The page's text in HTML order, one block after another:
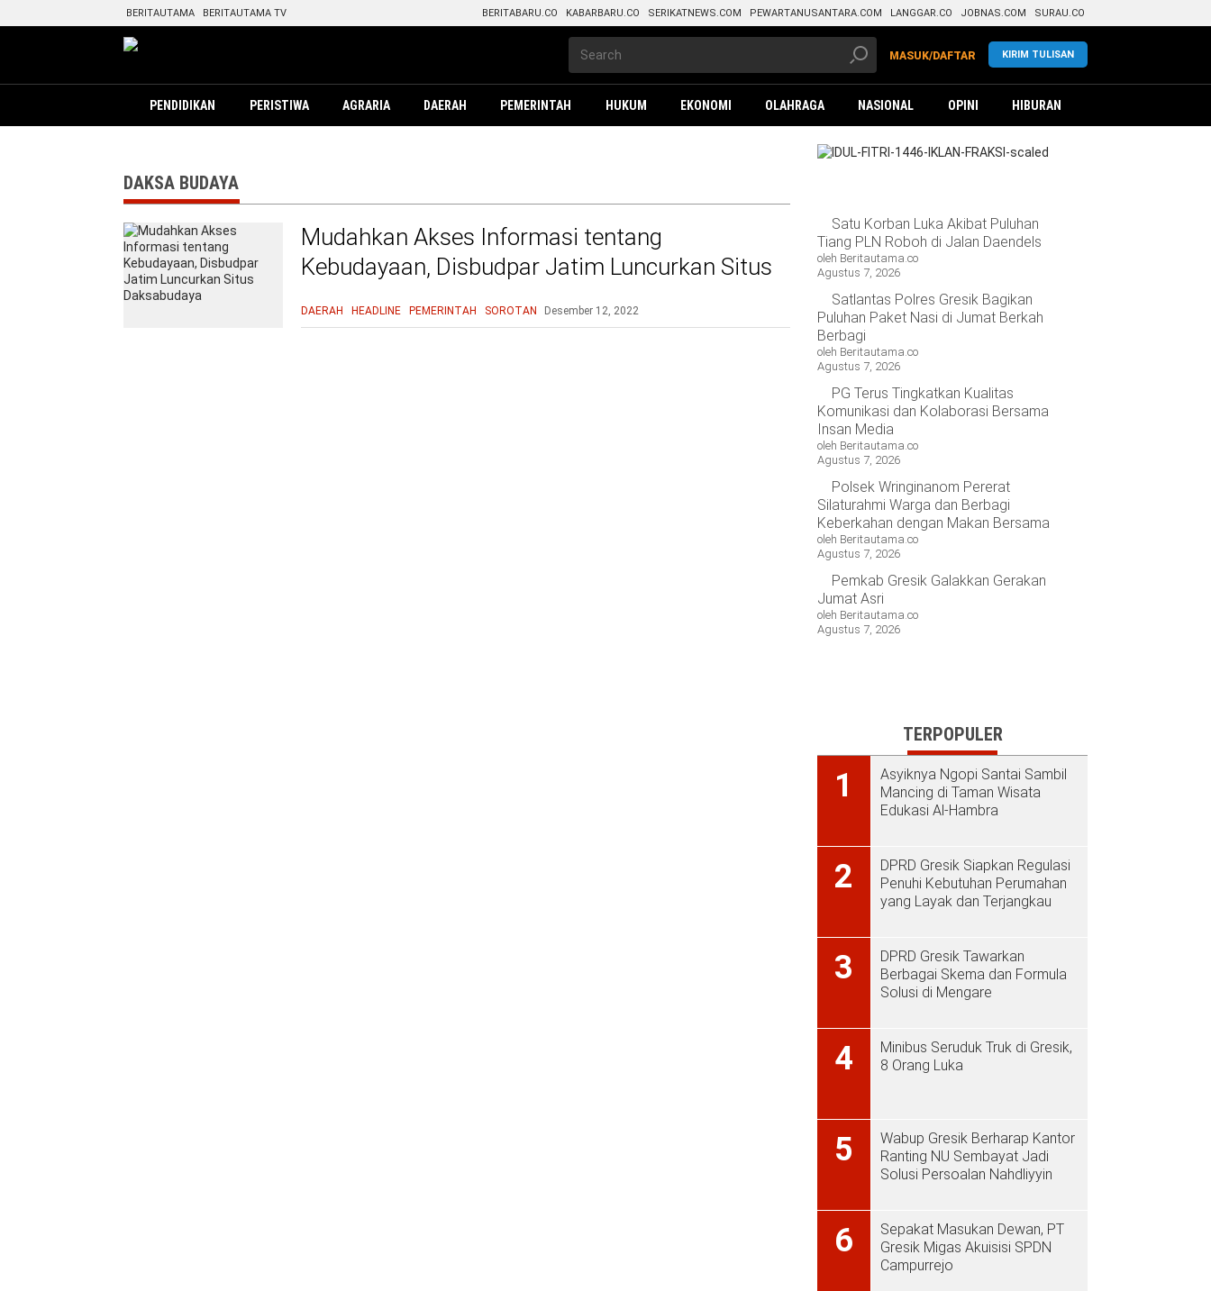
BERITAUTAMA BERITAUTAMA TV BERITABARU.CO KABARBARU.CO SERIKATNEWS.COM PEWARTANUSANTARA.COM LANGGAR.CO JOBNAS.COM SURAU.CO
KIRIM TULISAN
MASUK/DAFTAR
PENDIDIKAN PERISTIWA AGRARIA DAERAH PEMERINTAH HUKUM EKONOMI OLAHRAGA NASIONAL OPINI HIBURAN
DAKSA BUDAYA
Mudahkan Akses Informasi tentang
Kebudayaan, Disbudpar Jatim Luncurkan Situs
DAERAH HEADLINE PEMERINTAH SOROTAN Desember 12, 2022
Satu Korban Luka Akibat Puluhan
Tiang PLN Roboh di Jalan Daendels
oleh Beritautama.co
Agustus 7, 2026
Satlantas Polres Gresik Bagikan
Puluhan Paket Nasi di Jumat Berkah
Berbagi
oleh Beritautama.co
Agustus 7, 2026
PG Terus Tingkatkan Kualitas
Komunikasi dan Kolaborasi Bersama
Insan Media
oleh Beritautama.co
Agustus 7, 2026
Polsek Wringinanom Pererat
Silaturahmi Warga dan Berbagi
Keberkahan dengan Makan Bersama
oleh Beritautama.co
Agustus 7, 2026
Pemkab Gresik Galakkan Gerakan
Jumat Asri
oleh Beritautama.co
Agustus 7, 2026
TERPOPULER
1
Asyiknya Ngopi Santai Sambil
Mancing di Taman Wisata
Edukasi Al-Hambra
2
DPRD Gresik Siapkan Regulasi
Penuhi Kebutuhan Perumahan
yang Layak dan Terjangkau
3
DPRD Gresik Tawarkan
Berbagai Skema dan Formula
Solusi di Mengare
4
Minibus Seruduk Truk di Gresik,
8 Orang Luka
5
Wabup Gresik Berharap Kantor
Ranting NU Sembayat Jadi
Solusi Persoalan Nahdliyyin
6
Sepakat Masukan Dewan, PT
Gresik Migas Akuisisi SPDN
Campurrejo